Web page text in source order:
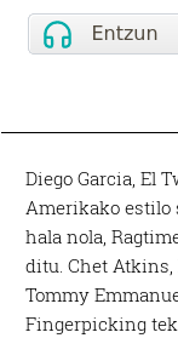
Diego Garcia, El
Amerikako estilo
hala nola,
ditu. Chet
Tommy
Fingerpicking